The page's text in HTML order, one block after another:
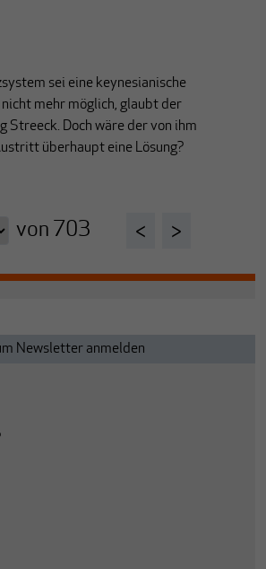
sei eine keynesianische
mehr möglich, glaubt der
Streeck. Doch wäre der von ihm
überhaupt eine Lösung?
von 703 < >